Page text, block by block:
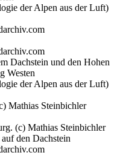
der Alpen aus der Luft)
Dachstein und den Hohen
Westen
der Alpen aus der Luft)
Mathias Steinbichler
(c) Mathias Steinbichler
den Dachstein